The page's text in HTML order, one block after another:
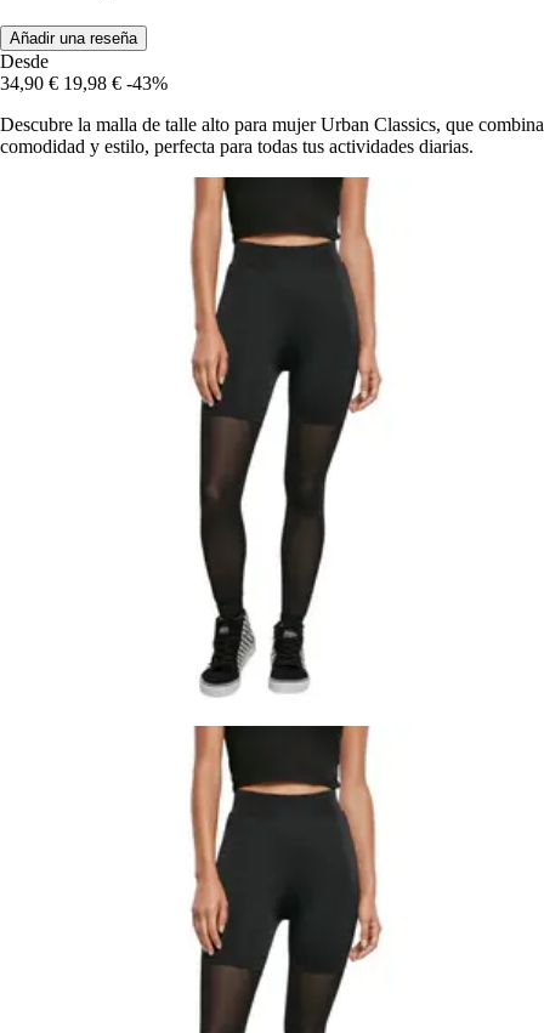
Añadir una reseña
Desde
34,90 € 19,98 € -43%
Descubre la malla de talle alto para mujer Urban Classics, que combina
comodidad y estilo, perfecta para todas tus actividades diarias.